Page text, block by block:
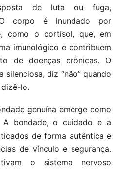
de luta ou fuga,
O corpo é inundado por
como o cortisol, que, em
imunológico e contribuem
de doenças crônicas. O
silenciosa, diz “não” quando
lo.
genuína emerge como
A bondade, o cuidado e a
de forma autêntica e
de vínculo e segurança.
o sistema nervoso